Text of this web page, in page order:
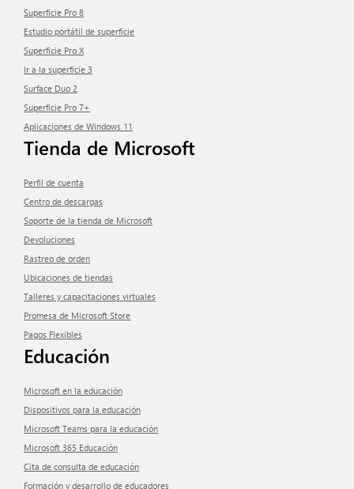
Superficie Pro 8
Estudio portátil de superficie
Superficie Pro X
Ir a la superficie 3
Surface Duo 2
Superficie Pro 7+
Aplicaciones de Windows 11
Tienda de Microsoft
Perfil de cuenta
Centro de descargas
Soporte de la tienda de Microsoft
Devoluciones
Rastreo de orden
Ubicaciones de tiendas
Talleres y capacitaciones virtuales
Promesa de Microsoft Store
Pagos Flexibles
Educación
Microsoft en la educación
Dispositivos para la educación
Microsoft Teams para la educación
Microsoft 365 Educación
Cita de consulta de educación
Formación y desarrollo de educadores